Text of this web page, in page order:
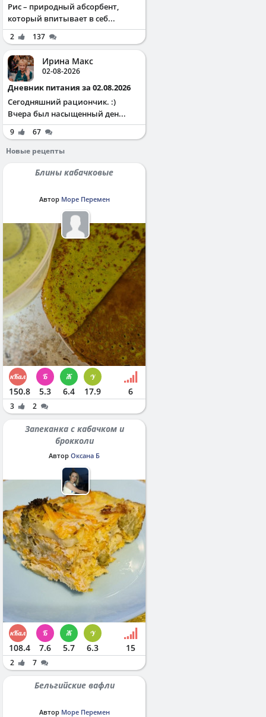
Рис – природный абсорбент,
который впитывает в себ...
2 137
Ирина Макс
02-08-2026
Дневник питания за 02.08.2026
Сегодняшний рациончик. :)
Вчера был насыщенный ден...
9
67
Новые рецепты
Блины кабачковые
Автор Море Перемен
150.8 5.3 6.4 17.9 6
3 2
Запеканка с кабачком и
брокколи
Автор Оксана Б
108.4 7.6 5.7 6.3 15
2 7
Бельгийские вафли
Автор Море Перемен